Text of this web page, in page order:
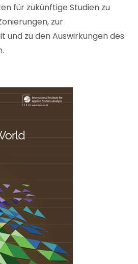
für zukünftige Studien zu
zur
und zu den Auswirkungen des